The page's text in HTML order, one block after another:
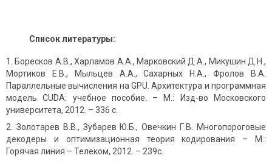
Список литературы:
Боресков А.В., Харламов А.А., Марковский Д.А., Микушин Д.Н.,
Мортиков Е.В., Мыльцев А.А., Сахарных Н.А., Фролов В.А.
Параллельные вычисления на GPU. Архитектура и программная
модель CUDA: учебное пособие. – М.: Изд-во Московского
университета, 2012. – 336 с.
Золотарев В.В., Зубарев Ю.Б., Овечкин Г.В. Многопороговые
декодеры и оптимизационная теория кодирования – М.:
Горячая линия – Телеком, 2012. – 239с.